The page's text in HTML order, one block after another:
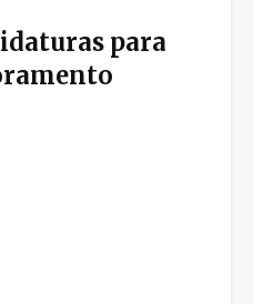
para